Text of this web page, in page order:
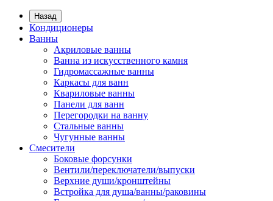
Назад
Кондиционеры
Ванны
Акриловые ванны
Ванна из искусственного камня
Гидромассажные ванны
Каркасы для ванн
Квариловые ванны
Панели для ванн
Перегородки на ванну
Стальные ванны
Чугунные ванны
Смесители
Боковые форсунки
Вентили/переключатели/выпуски
Верхние души/кронштейны
Встройка для душа/ванны/раковины